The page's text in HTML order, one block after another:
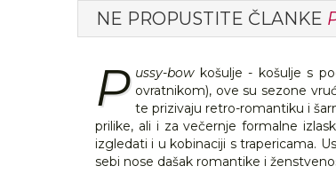
NE PROPUSTITE ČLANKE
P ussy-bowkošulje - košulje s
ovratnikom), ove su sezone
te prizivaju retro-romantiku i
prilike, ali i za večernje formalne
izgledati i u kobinaciji s trapericama.
sebi nose dašak romantike i